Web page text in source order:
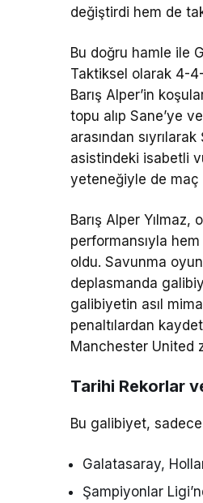
değiştirdi hem de
Bu doğru hamle ile
Taktiksel olarak 4-
Barış Alper’in
topu alıp Sane’ye
arasından
asistindeki isabetli
yeteneğiyle de
Barış Alper
performansıyla
oldu. Savunma
deplasmanda
galibiyetin asıl
penaltılardan
Manchester United
Tarihi Rekorlar
Bu galibiyet,
Galatasaray,
Şampiyonlar